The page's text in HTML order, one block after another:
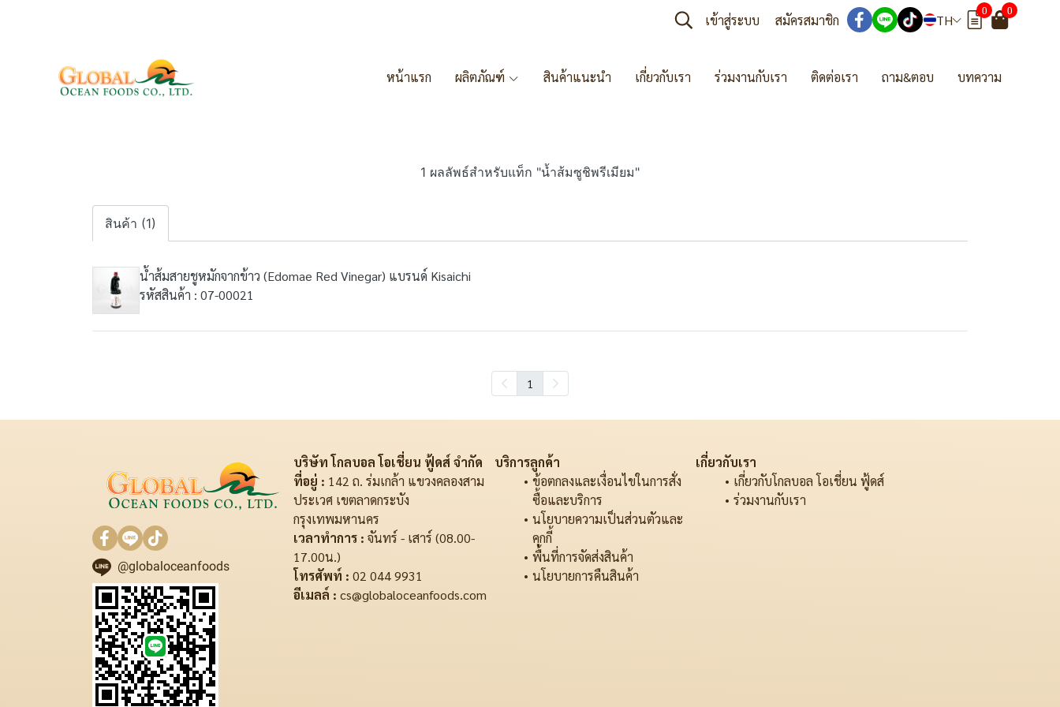
เข้าสู่ระบบ สมัครสมาชิก TH
0 0
หน้าแรก ผลิตภัณฑ์ สินค้าแนะนำ เกี่ยวกับเรา ร่วมงานกับเรา ติดต่อเรา ถาม&ตอบ บทความ
1 ผลลัพธ์สำหรับแท็ก "น้ำส้มซูชิพรีเมียม"
สินค้า (1)
น้ำส้มสายชูหมักจากข้าว (Edomae Red Vinegar) แบรนด์ Kisaichi
รหัสสินค้า : 07-00021
1
@globaloceanfoods
บริษัท โกลบอล โอเชี่ยน ฟู้ดส์ จำกัด
ที่อยู่ : 142 ถ. ร่มเกล้า แขวงคลองสาม
ประเวศ เขตลาดกระบัง
กรุงเทพมหานคร
เวลาทำการ : จันทร์ - เสาร์ (08.00-
17.00น.)
โทรศัพท์ : 02 044 9931
อีเมลล์ : cs@globaloceanfoods.com
บริการลูกค้า
ข้อตกลงและเงื่อนไขในการสั่ง
ซื้อและบริการ
นโยบายความเป็นส่วนตัวและ
คุกกี้
พื้นที่การจัดส่งสินค้า
นโยบายการคืนสินค้า
เกี่ยวกับเรา
เกี่ยวกับโกลบอล โอเชี่ยน ฟู้ดส์
ร่วมงานกับเรา